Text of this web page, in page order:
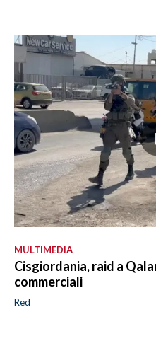
MULTIMEDIA
Cisgiordania, raid a
commerciali
Red